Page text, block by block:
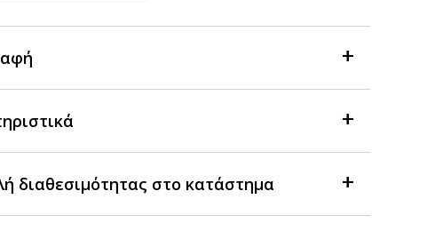
διαθεσιμότητας στο κατάστημα